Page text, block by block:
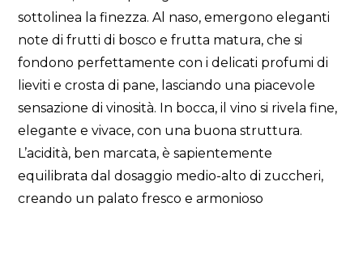
sottolinea la finezza. Al naso, emergono eleganti
note di frutti di bosco e frutta matura, che si
fondono perfettamente con i delicati profumi di
lieviti e crosta di pane, lasciando una piacevole
sensazione di vinosità. In bocca, il vino si rivela fine,
elegante e vivace, con una buona struttura.
L’acidità, ben marcata, è sapientemente
equilibrata dal dosaggio medio-alto di zuccheri,
creando un palato fresco e armonioso